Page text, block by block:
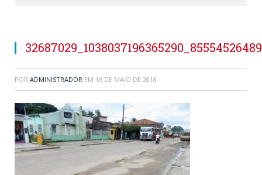
POR ADMINISTRADOR EM 16 DE MAIO DE 2018